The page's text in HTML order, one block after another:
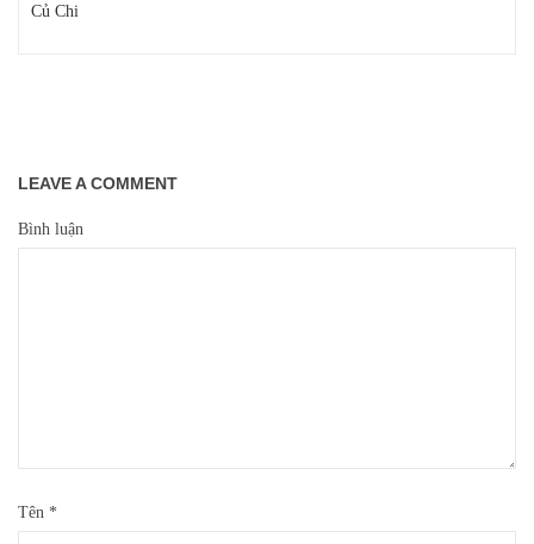
Củ Chi
LEAVE A COMMENT
Bình luận
Tên *